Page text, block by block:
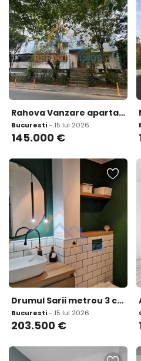
Rahova Vanzare apartament 3 camere zona Rahova Sebastian
Bucuresti- 15 Iul 2026
145.000 €
Drumul Sarii metrou 3 camere renovat complet
Bucuresti- 15 Iul 2026
203.500 €